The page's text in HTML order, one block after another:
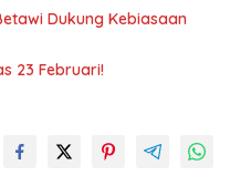
Dukung Kebiasaan
23 Februari!